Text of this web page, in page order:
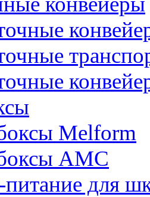
Melform
AMC
питание для